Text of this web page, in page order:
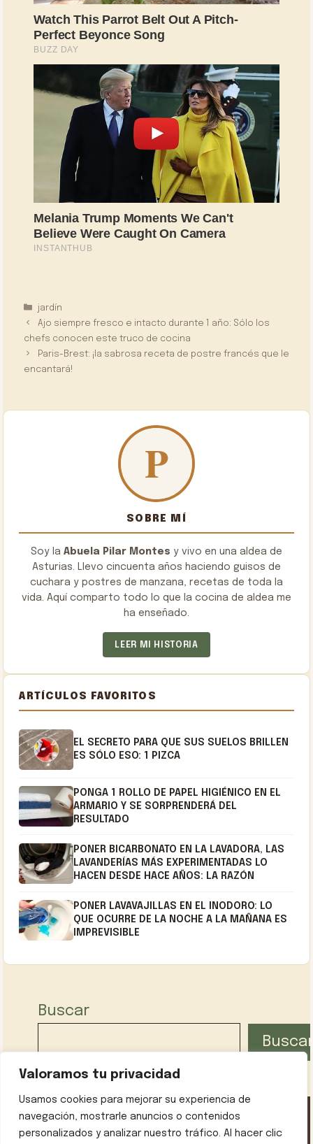
Valoramos tu privacidad
Usamos cookies para mejorar su experiencia de
navegación, mostrarle anuncios o contenidos
personalizados y analizar nuestro tráfico. Al hacer clic
Categorías
jardín
Ajo siempre fresco e intacto durante 1 año: Sólo los
chefs conocen este truco de cocina
Paris-Brest: ¡la sabrosa receta de postre francés que le
encantará!
SOBRE MÍ
Soy la Abuela Pilar Montes y vivo en una aldea de
Asturias. Llevo cincuenta años haciendo guisos de
cuchara y postres de manzana, recetas de toda la
vida. Aquí comparto todo lo que la cocina de aldea me
ha enseñado.
LEER MI HISTORIA
ARTÍCULOS FAVORITOS
EL SECRETO PARA QUE SUS SUELOS BRILLEN
ES SÓLO ESO: 1 PIZCA
PONGA 1 ROLLO DE PAPEL HIGIÉNICO EN EL
ARMARIO Y SE SORPRENDERÁ DEL
RESULTADO
PONER BICARBONATO EN LA LAVADORA, LAS
LAVANDERÍAS MÁS EXPERIMENTADAS LO
HACEN DESDE HACE AÑOS: LA RAZÓN
PONER LAVAVAJILLAS EN EL INODORO: LO
QUE OCURRE DE LA NOCHE A LA MAÑANA ES
IMPREVISIBLE
Buscar
Buscar